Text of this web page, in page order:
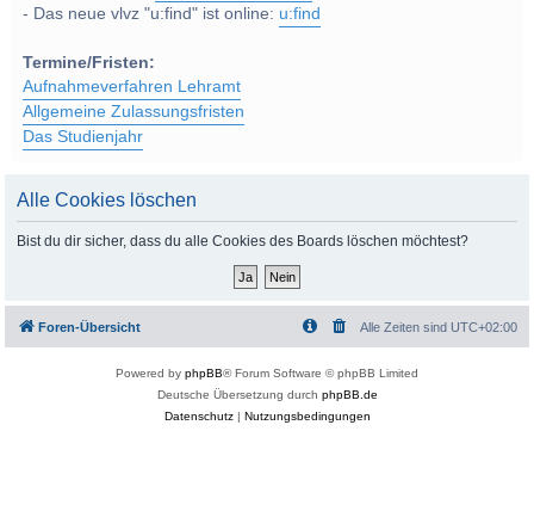
- Das neue vlvz "u:find" ist online: u:find
Termine/Fristen:
Aufnahmeverfahren Lehramt
Allgemeine Zulassungsfristen
Das Studienjahr
Alle Cookies löschen
Bist du dir sicher, dass du alle Cookies des Boards löschen möchtest?
Foren-Übersicht Alle Zeiten sind UTC+02:00
Powered by phpBB® Forum Software © phpBB Limited
Deutsche Übersetzung durch phpBB.de
Datenschutz| Nutzungsbedingungen